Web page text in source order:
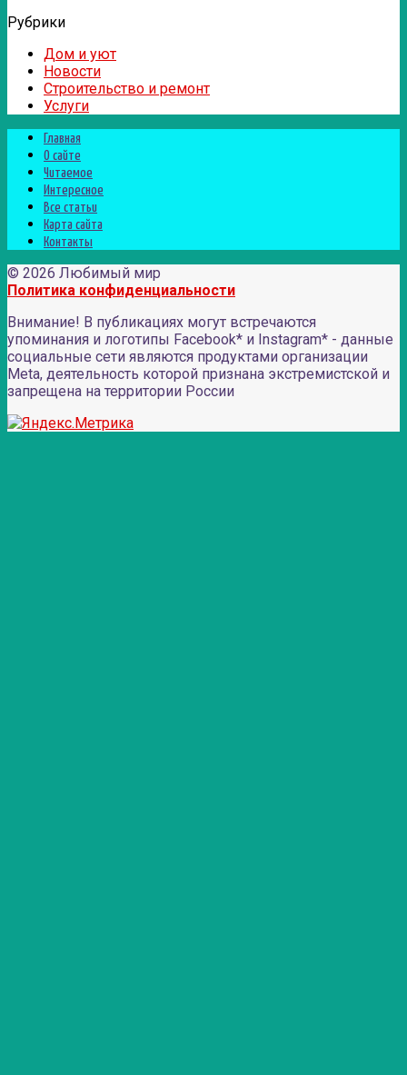
Рубрики
Дом и уют
Новости
Строительство и ремонт
Услуги
Главная
О сайте
Читаемое
Интересное
Все статьи
Карта сайта
Контакты
© 2026 Любимый мир
Политика конфиденциальности
Внимание! В публикациях могут встречаются
упоминания и логотипы Facebook* и Instagram* - данные
социальные сети являются продуктами организации
Meta, деятельность которой признана экстремистской и
запрещена на территории России